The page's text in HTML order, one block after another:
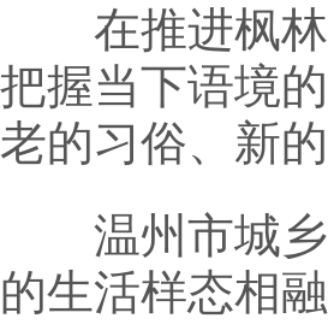
在推进枫林
把握当下语境
老的习俗、新
温州市城乡
的生活样态相